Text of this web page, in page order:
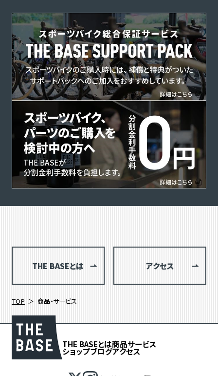
THE BASEとは アクセス
TOP 商品・サービス
THE BASEとは商品サービス
ショップブログアクセス